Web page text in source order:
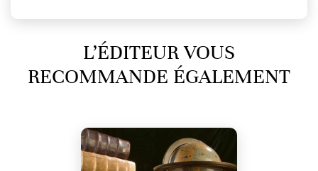
L’ÉDITEUR VOUS
RECOMMANDE ÉGALEMENT